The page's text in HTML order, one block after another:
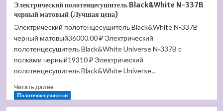
панель
Viega
Advantix
Basic
745370
(Лучшая
Электрический полотенцесушитель Black&White N-337B
черный матовый (Лучшая цена)
Электрический полотенцесушитель Black&White N-337B
черный матовый36000.00 ₽ Электрический
полотенцесушитель Black&White Universe N-337B с
полками черный19310 ₽ Электрический
полотенцесушитель Black&White Universe...
Читать далееПрочитать
больше
Полотенцесушители